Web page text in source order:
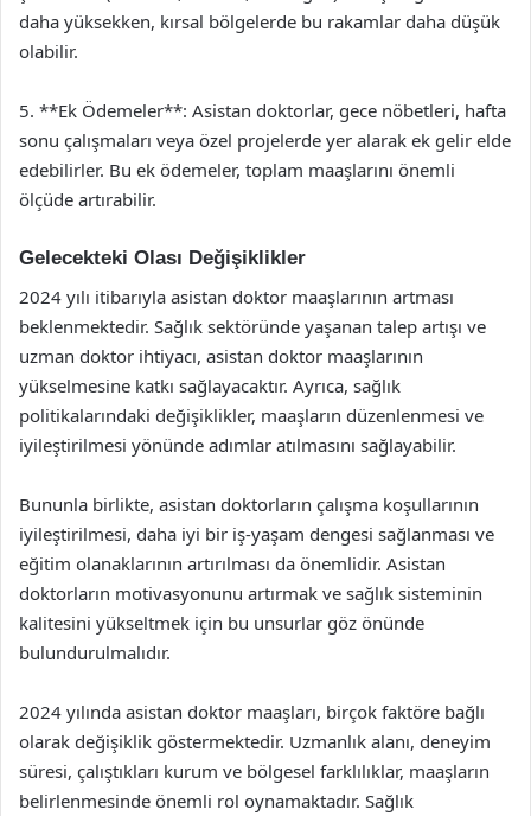
daha yüksekken, kırsal bölgelerde bu rakamlar daha düşük
olabilir.
5. **Ek Ödemeler**: Asistan doktorlar, gece nöbetleri, hafta
sonu çalışmaları veya özel projelerde yer alarak ek gelir elde
edebilirler. Bu ek ödemeler, toplam maaşlarını önemli
ölçüde artırabilir.
Gelecekteki Olası Değişiklikler
2024 yılı itibarıyla asistan doktor maaşlarının artması
beklenmektedir. Sağlık sektöründe yaşanan talep artışı ve
uzman doktor ihtiyacı, asistan doktor maaşlarının
yükselmesine katkı sağlayacaktır. Ayrıca, sağlık
politikalarındaki değişiklikler, maaşların düzenlenmesi ve
iyileştirilmesi yönünde adımlar atılmasını sağlayabilir.
Bununla birlikte, asistan doktorların çalışma koşullarının
iyileştirilmesi, daha iyi bir iş-yaşam dengesi sağlanması ve
eğitim olanaklarının artırılması da önemlidir. Asistan
doktorların motivasyonunu artırmak ve sağlık sisteminin
kalitesini yükseltmek için bu unsurlar göz önünde
bulundurulmalıdır.
2024 yılında asistan doktor maaşları, birçok faktöre bağlı
olarak değişiklik göstermektedir. Uzmanlık alanı, deneyim
süresi, çalıştıkları kurum ve bölgesel farklılıklar, maaşların
belirlenmesinde önemli rol oynamaktadır. Sağlık